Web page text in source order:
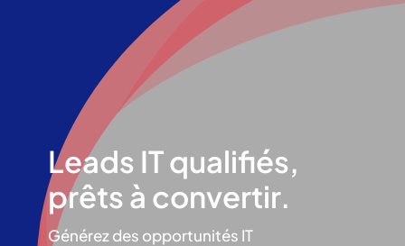
Leads IT qualifiés,
prêts à convertir.
Générez des opportunités IT